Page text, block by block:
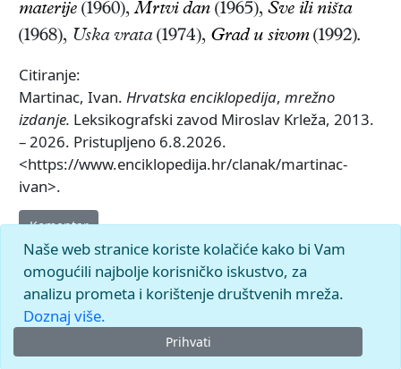
materije (1960),Mrtvi dan (1965), Sve ili ništa
(1968), Uska vrata(1974), Grad u sivom(1992).
Citiranje:
Martinac, Ivan. Hrvatska enciklopedija, mrežno
izdanje. Leksikografski zavod Miroslav Krleža, 2013.
– 2026. Pristupljeno 6.8.2026.
<https://www.enciklopedija.hr/clanak/martinac-
ivan>.
Komentar
Naše web stranice koriste kolačiće kako bi Vam
omogućili najbolje korisničko iskustvo, za
analizu prometa i korištenje društvenih mreža.
Doznaj više.
Prihvati
© 2026.Leksikografski zavodMiroslav Krleža